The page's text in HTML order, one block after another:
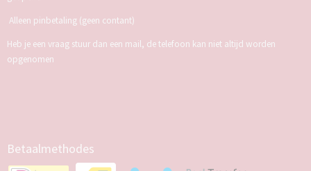
Alleen pinbetaling (geen contant)
Heb je een vraag stuur dan een mail, de telefoon kan niet altijd worden
opgenomen
Betaalmethodes